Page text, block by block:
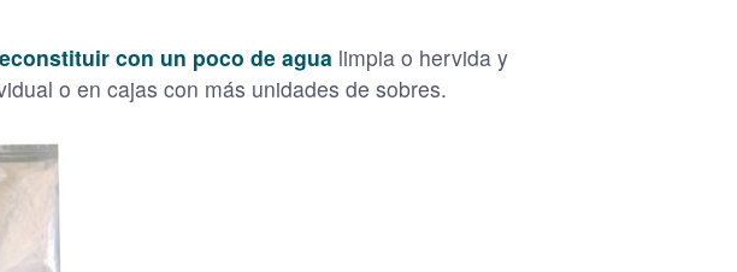
con un poco de agua limpia o hervida y
o en cajas con más unidades de sobres.